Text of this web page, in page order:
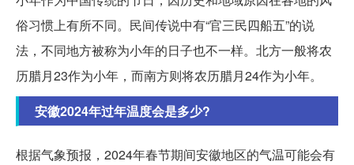
俗习惯上有所不同。民间传说中有“官三民四船五”的说
法，不同地方被称为小年的日子也不一样。北方一般将农
历腊月23作为小年，而南方则将农历腊月24作为小年。
安徽2024年过年温度会是多少?
根据气象预报，2024年春节期间安徽地区的气温可能会有